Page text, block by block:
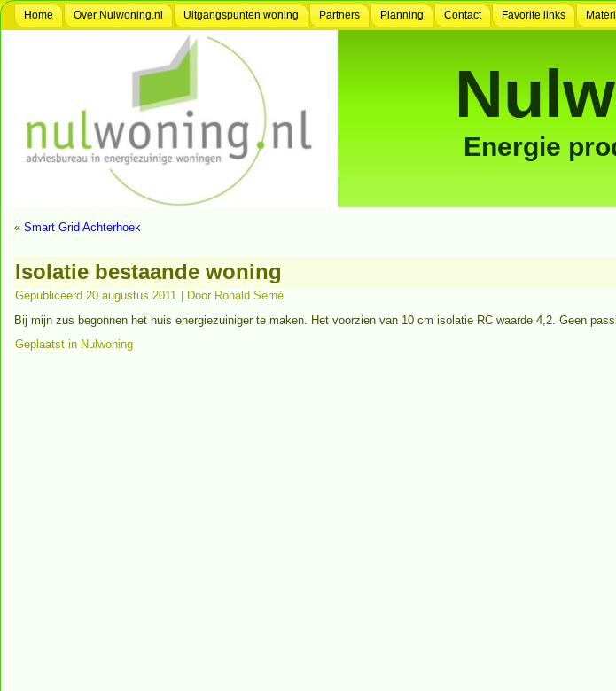
Home Over Nulwoning.nl Uitgangspunten woning Partners Planning Contact Favorite links
Energie
« Smart Grid Achterhoek
Isolatie bestaande woning
Gepubliceerd 20 augustus 2011 Door Ronald Serné
Bij mijn zus begonnen het huis energiezuiniger te maken. Het voorzien van 10 cm isolatie RC waarde 4,2. Geen
Geplaatst in Nulwoning